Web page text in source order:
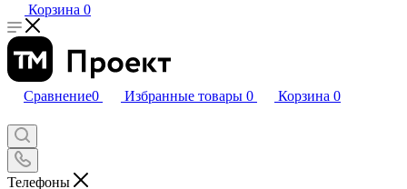
Корзина 0
Сравнение0 Избранные товары 0 Корзина 0
Телефоны